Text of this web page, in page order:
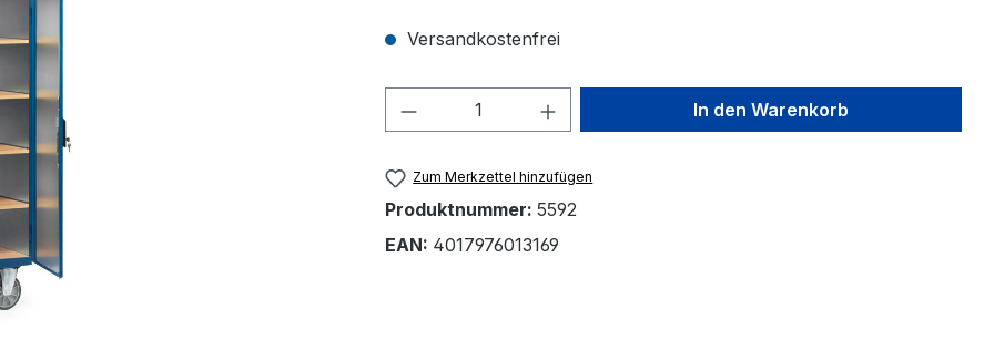
Versandkostenfrei
Produkt Anzahl: Gib den gewünschten Wert
In den Warenkorb
Zum Merkzettel hinzufügen
Produktnummer: 5592
EAN: 4017976013169